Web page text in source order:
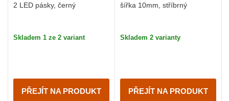
2 LED pásky, černý
Skladem 1 ze 2 variant
PŘEJÍT NA PRODUKT
šířka 10mm, stříbrný
Skladem 2 varianty
PŘEJÍT NA PRODUKT